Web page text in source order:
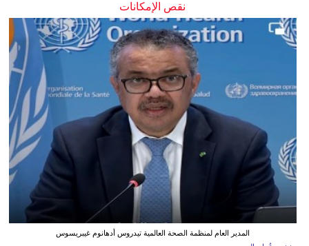
نقص الإمكانات
المدير العام لمنظمة الصحة العالمية تيدروس أدهانوم غيبريسوس